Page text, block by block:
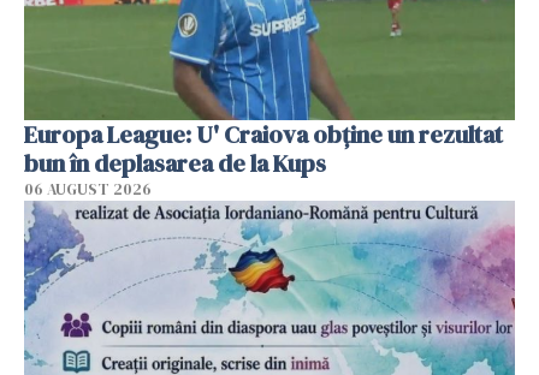
Europa League: U' Craiova obține un rezultat
bun în deplasarea de la Kups
06 AUGUST 2026